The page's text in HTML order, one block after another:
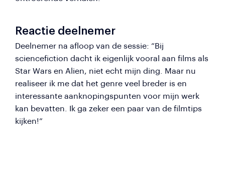
Reactie deelnemer
Deelnemer na afloop van de sessie: “Bij
sciencefiction dacht ik eigenlijk vooral aan films als
Star Wars en Alien, niet echt mijn ding. Maar nu
realiseer ik me dat het genre veel breder is en
interessante aanknopingspunten voor mijn werk
kan bevatten. Ik ga zeker een paar van de filmtips
kijken!”